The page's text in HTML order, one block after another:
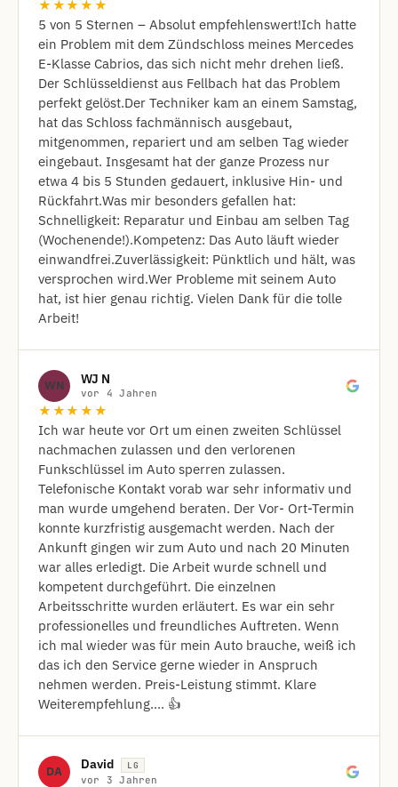
★★★★★
​5 von 5 Sternen – Absolut empfehlenswert! ​Ich hatte
ein Problem mit dem Zündschloss meines Mercedes
E-Klasse Cabrios, das sich nicht mehr drehen ließ.
Der Schlüsseldienst aus Fellbach hat das Problem
perfekt gelöst. ​Der Techniker kam an einem Samstag,
hat das Schloss fachmännisch ausgebaut,
mitgenommen, repariert und am selben Tag wieder
eingebaut. Insgesamt hat der ganze Prozess nur
etwa 4 bis 5 Stunden gedauert, inklusive Hin- und
Rückfahrt. ​Was mir besonders gefallen hat: ​
Schnelligkeit: Reparatur und Einbau am selben Tag
(Wochenende!). ​Kompetenz: Das Auto läuft wieder
einwandfrei. ​Zuverlässigkeit: Pünktlich und hält, was
versprochen wird. ​Wer Probleme mit seinem Auto
hat, ist hier genau richtig. Vielen Dank für die tolle
Arbeit!
WN WJ N
vor 4 Jahren
★★★★★
Ich war heute vor Ort um einen zweiten Schlüssel
nachmachen zulassen und den verlorenen
Funkschlüssel im Auto sperren zulassen.
Telefonische Kontakt vorab war sehr informativ und
man wurde umgehend beraten. Der Vor- Ort-Termin
konnte kurzfristig ausgemacht werden. Nach der
Ankunft gingen wir zum Auto und nach 20 Minuten
war alles erledigt. Die Arbeit wurde schnell und
kompetent durchgeführt. Die einzelnen
Arbeitsschritte wurden erläutert. Es war ein sehr
professionelles und freundliches Auftreten. Wenn
ich mal wieder was für mein Auto brauche, weiß ich
das ich den Service gerne wieder in Anspruch
nehmen werden. Preis-Leistung stimmt. Klare
Weiterempfehlung.... 👍
DA David LG
vor 3 Jahren